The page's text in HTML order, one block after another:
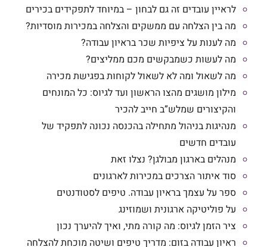
לראיין עובדים זה גם לבחון – במיוחד לתפקידים בכירים
מה בין הצלחה עם ממשקים והצלחה במכירות מוסדיות?
מה לענות על ציפיות שכר בראיון עבודה?
מה לעשות כשמבקשים מכם ממליצים?
מה לשאול ומה לא לשאול לקוחות בפגישת מכירה
מילון מושגים מהצו הראשון ועד לגיוס: כל המונחים
והקיצורים שמלש”ב חייב להכיר
מנהיגות בניהול מתחילה בהכנסה נכונה לתפקיד של
עובדים חדשים
מנהלים בארגון מבולגן? נצלו זאת
סוד איתור הצרכים במכירות לארגונים
ספר על עצמך בראיון עבודה. טיפים לסטודנטים
על פוליטיקה ארגונית ושמוזינג
ציר הזמן לגיוס: מה קורה מתי, ואיך להיערך נכון
ראיון עבודה בזום: מדריך טיפים ושיטה מוכחת להצלחה